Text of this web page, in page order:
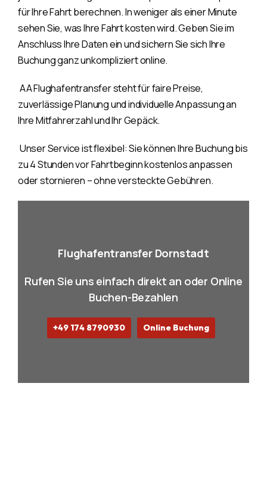
für Ihre Fahrt berechnen. In weniger als einer Minute
sehen Sie, was Ihre Fahrt kosten wird. Geben Sie im
Anschluss Ihre Daten ein und sichern Sie sich Ihre
Buchung ganz unkompliziert online.
AA Flughafentransfer steht für faire Preise,
zuverlässige Planung und individuelle Anpassung an
Ihre Mitfahrerzahl und Ihr Gepäck.
Unser Service ist flexibel: Sie können Ihre Buchung bis
zu 4 Stunden vor Fahrtbeginn kostenlos anpassen
oder stornieren – ohne versteckte Gebühren.
Flughafentransfer Dornstadt
Rufen Sie uns einfach direkt an oder Online
Buchen-Bezahlen
+49 174 8790930 Online Buchung